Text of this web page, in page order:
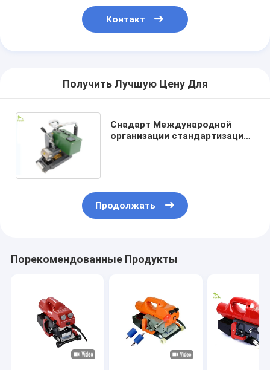
Контакт
Получить Лучшую Цену Для
Снадарт Международной
организации стандартизации
Продолжать
Порекомендованные Продукты